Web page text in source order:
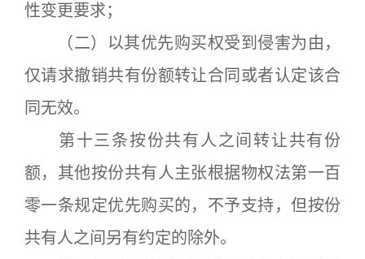
性变更要求；
（二）以其优先购买权受到侵害为由，
仅请求撤销共有份额转让合同或者认定该合
同无效。
第十三条按份共有人之间转让共有份
额，其他按份共有人主张根据物权法第一百
零一条规定优先购买的，不予支持，但按份
共有人之间另有约定的除外。